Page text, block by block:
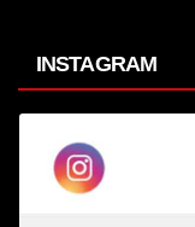
INSTAGRAM